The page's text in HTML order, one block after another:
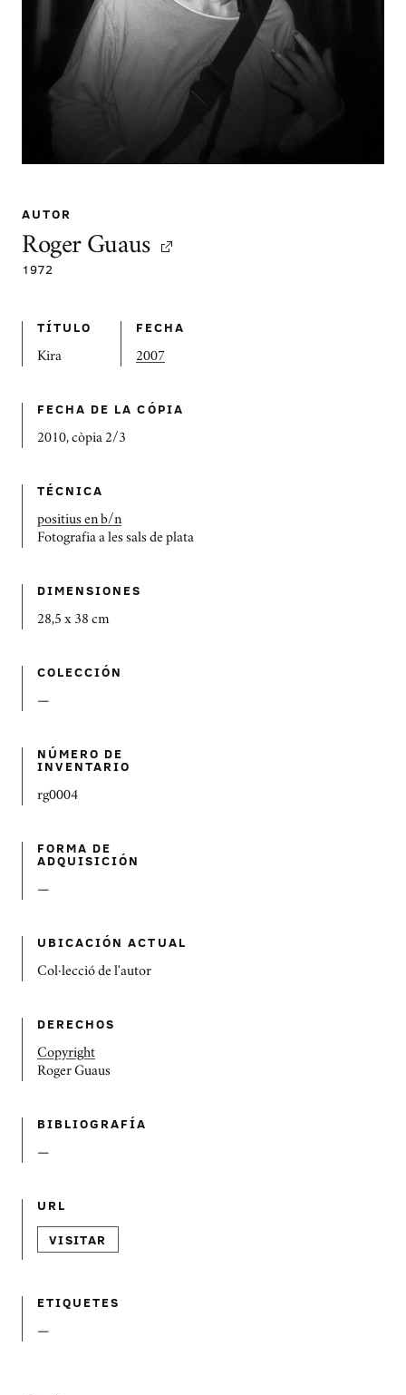
AUTOR
Roger Guaus
1972
TÍTULO
Kira
FECHA
2007
FECHA DE LA CÓPIA
2010, còpia 2/3
TÉCNICA
positius en b/n
Fotografia a les sals de plata
DIMENSIONES
28,5 x 38 cm
COLECCIÓN
—
NÚMERO DE
INVENTARIO
rg0004
FORMA DE
ADQUISICIÓN
—
UBICACIÓN ACTUAL
Col·lecció de l'autor
DERECHOS
Copyright
Roger Guaus
BIBLIOGRAFÍ­A
—
URL
VISITAR
ETIQUETES
—